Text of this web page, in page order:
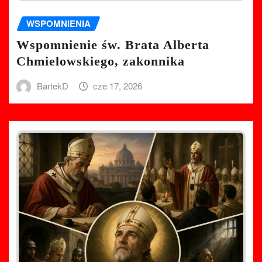
WSPOMNIENIA
Wspomnienie św. Brata Alberta
Chmielowskiego, zakonnika
BartekD cze 17, 2026